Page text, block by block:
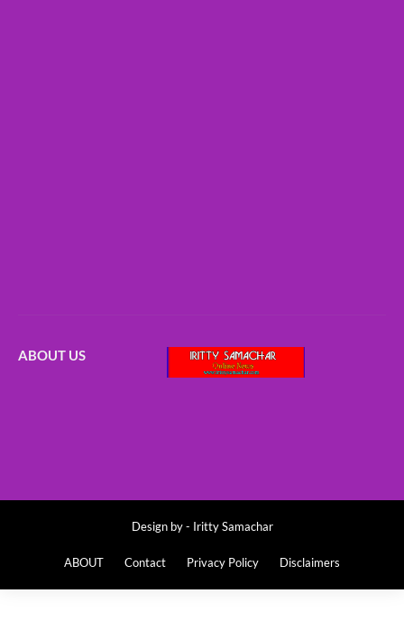
ABOUT US
Design by - Iritty Samachar
ABOUT Contact Privacy Policy Disclaimers